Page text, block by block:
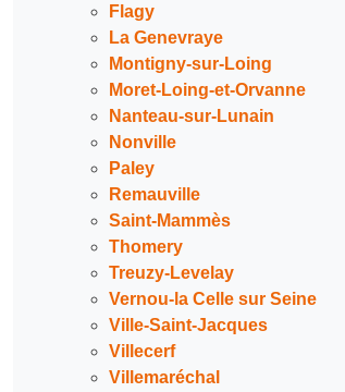
Flagy
La Genevraye
Montigny-sur-Loing
Moret-Loing-et-Orvanne
Nanteau-sur-Lunain
Nonville
Paley
Remauville
Saint-Mammès
Thomery
Treuzy-Levelay
Vernou-la Celle sur Seine
Ville-Saint-Jacques
Villecerf
Villemaréchal